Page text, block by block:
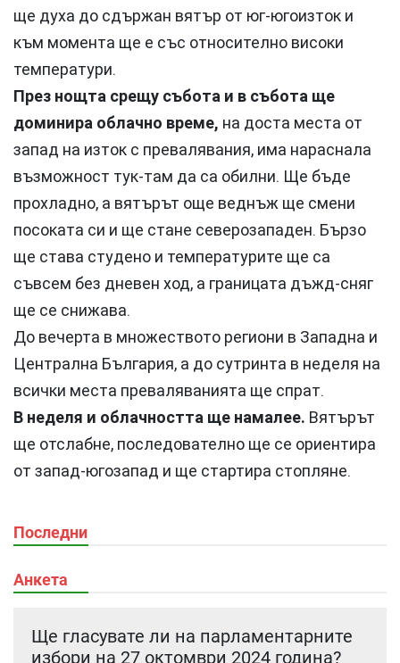
ще духа до сдържан вятър от юг-югоизток и
към момента ще е със относително високи
температури.
През нощта срещу събота и в събота ще
доминира облачно време, на доста места от
запад на изток с превалявания, има нараснала
възможност тук-там да са обилни. Ще бъде
прохладно, а вятърът още веднъж ще смени
посоката си и ще стане северозападен. Бързо
ще става студено и температурите ще са
съвсем без дневен ход, а границата дъжд-сняг
ще се снижава.
До вечерта в множеството региони в Западна и
Централна България, а до сутринта в неделя на
всички места преваляванията ще спрат.
В неделя и облачността ще намалее. Вятърът
ще отслабне, последователно ще се ориентира
от запад-югозапад и ще стартира стопляне.
Последни
Анкета
Ще гласувате ли на парламентарните
избори на 27 октомври 2024 година?